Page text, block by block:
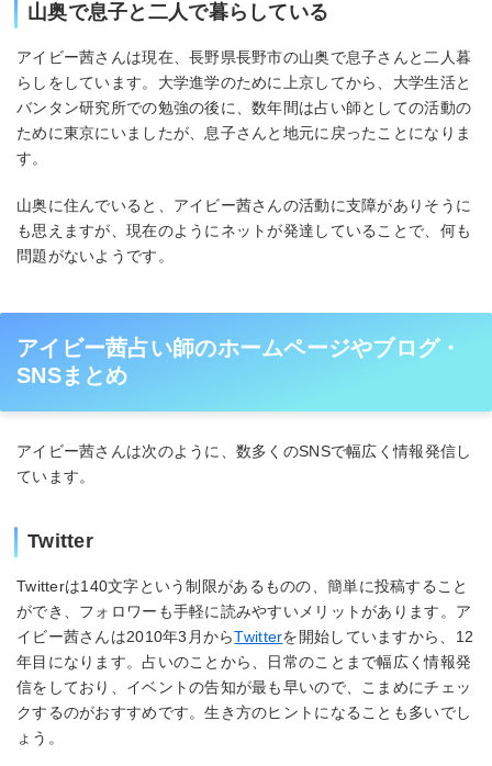
山奥で息子と二人で暮らしている
アイビー茜さんは現在、長野県長野市の山奥で息子さんと二人暮
らしをしています。大学進学のために上京してから、大学生活と
バンタン研究所での勉強の後に、数年間は占い師としての活動の
ために東京にいましたが、息子さんと地元に戻ったことになりま
す。
山奥に住んでいると、アイビー茜さんの活動に支障がありそうに
も思えますが、現在のようにネットが発達していることで、何も
問題がないようです。
アイビー茜占い師のホームページやブログ・
SNSまとめ
アイビー茜さんは次のように、数多くのSNSで幅広く情報発信し
ています。
Twitter
Twitterは140文字という制限があるものの、簡単に投稿すること
ができ、フォロワーも手軽に読みやすいメリットがあります。ア
イビー茜さんは2010年3月からTwitterを開始していますから、12
年目になります。占いのことから、日常のことまで幅広く情報発
信をしており、イベントの告知が最も早いので、こまめにチェッ
クするのがおすすめです。生き方のヒントになることも多いでし
ょう。